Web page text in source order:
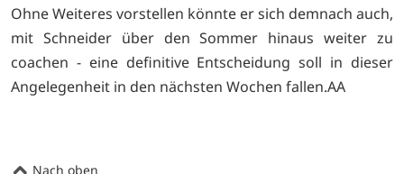
Ohne Weiteres vorstellen könnte er sich demnach auch,
mit Schneider über den Sommer hinaus weiter zu
coachen - eine definitive Entscheidung soll in dieser
Angelegenheit in den nächsten Wochen fallen.AA
Nach oben